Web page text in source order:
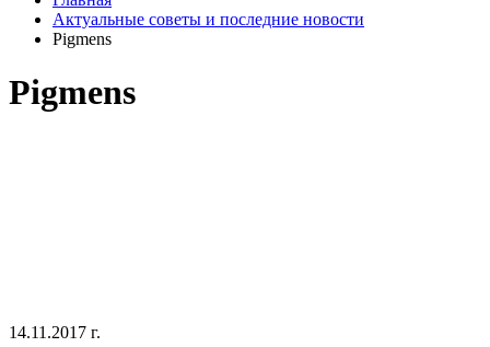
Актуальные советы и последние новости
Pigmens
Pigmens
14.11.2017 г.